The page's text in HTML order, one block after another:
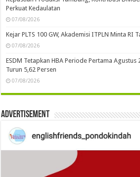
Perkuat Kedaulatan
07/08/2026
Kejar PLTS 100 GW, Akademisi ITPLN Minta RI
07/08/2026
ESDM Tetapkan HBA Periode Pertama Agustus
Turun 5,62 Persen
07/08/2026
Advertisement